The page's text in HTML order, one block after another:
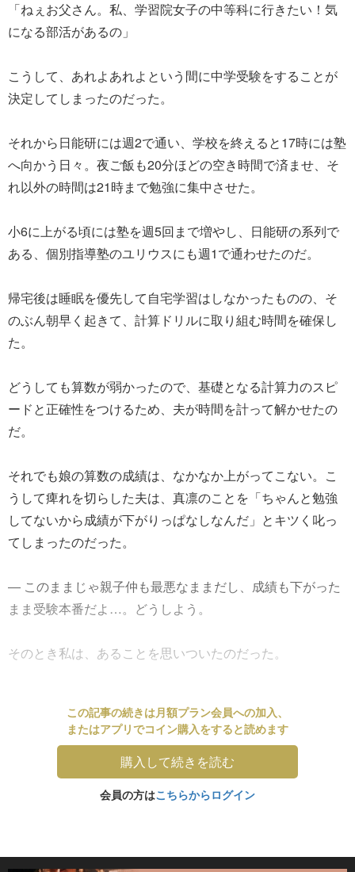
「ねぇお父さん。私、学習院女子の中等科に行きたい！気
になる部活があるの」
こうして、あれよあれよという間に中学受験をすることが
決定してしまったのだった。
それから日能研には週2で通い、学校を終えると17時には塾
へ向かう日々。夜ご飯も20分ほどの空き時間で済ませ、そ
れ以外の時間は21時まで勉強に集中させた。
小6に上がる頃には塾を週5回まで増やし、日能研の系列で
ある、個別指導塾のユリウスにも週1で通わせたのだ。
帰宅後は睡眠を優先して自宅学習はしなかったものの、そ
のぶん朝早く起きて、計算ドリルに取り組む時間を確保し
た。
どうしても算数が弱かったので、基礎となる計算力のスピ
ードと正確性をつけるため、夫が時間を計って解かせたの
だ。
それでも娘の算数の成績は、なかなか上がってこない。こ
うして痺れを切らした夫は、真凛のことを「ちゃんと勉強
してないから成績が下がりっぱなしなんだ」とキツく叱っ
てしまったのだった。
― このままじゃ親子仲も最悪なままだし、成績も下がった
まま受験本番だよ…。どうしよう。
そのとき私は、あることを思いついたのだった。
この記事の続きは月額プラン会員への加入、
またはアプリでコイン購入をすると読めます
購入して続きを読む
会員の方はこちらからログイン